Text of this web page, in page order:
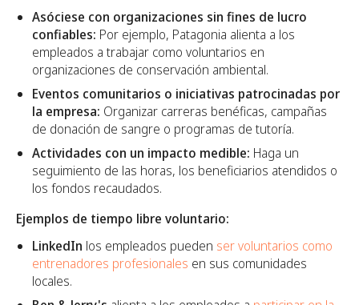
Asóciese con organizaciones sin fines de lucro
confiables: Por ejemplo, Patagonia alienta a los
empleados a trabajar como voluntarios en
organizaciones de conservación ambiental.
Eventos comunitarios o iniciativas patrocinadas por
la empresa: Organizar carreras benéficas, campañas
de donación de sangre o programas de tutoría.
Actividades con un impacto medible: Haga un
seguimiento de las horas, los beneficiarios atendidos o
los fondos recaudados.
Ejemplos de tiempo libre voluntario:
LinkedIn los empleados pueden ser voluntarios como
entrenadores profesionales en sus comunidades
locales.